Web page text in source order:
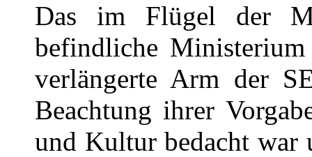
Das im Flügel der
befindliche
verlängerte Arm der
Beachtung ihrer
und Kultur bedacht war